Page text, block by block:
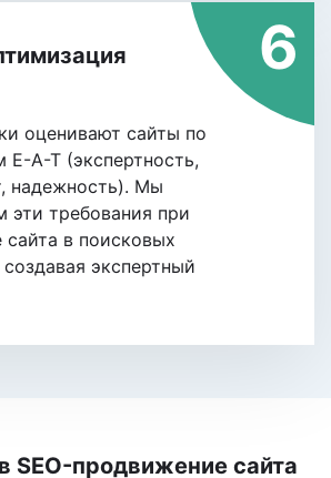
6
oценивают сайты по
E-A-T (экспертность,
надежность). Мы
эти требования при
сайта в поисковых
экспертный
SEO-продвижение сайта